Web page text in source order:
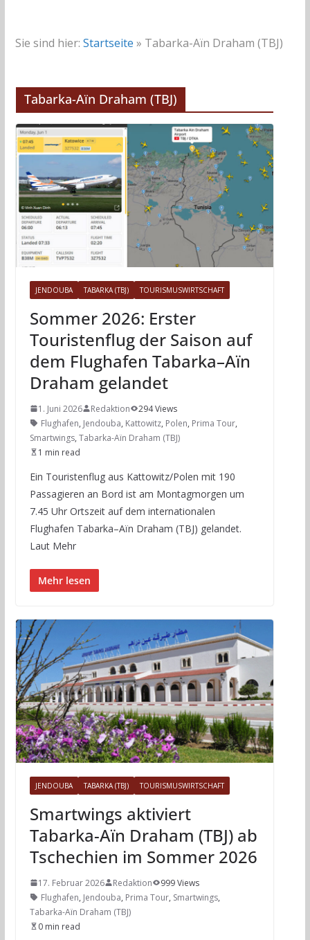
Sie sind hier: Startseite » Tabarka-Aïn Draham (TBJ)
Tabarka-Aïn Draham (TBJ)
JENDOUBA TABARKA (TBJ) TOURISMUSWIRTSCHAFT
Sommer 2026: Erster
Touristenflug der Saison auf
dem Flughafen Tabarka–Aïn
Draham gelandet
1. Juni 2026 Redaktion
294 Views
Flughafen, Jendouba, Kattowitz, Polen, Prima Tour,
Smartwings, Tabarka-Aïn Draham (TBJ)
1 min read
Ein Touristenflug aus Kattowitz/Polen mit 190
Passagieren an Bord ist am Montagmorgen um
7.45 Uhr Ortszeit auf dem internationalen
Flughafen Tabarka–Aïn Draham (TBJ) gelandet.
Laut Mehr
Mehr lesen
JENDOUBA TABARKA (TBJ) TOURISMUSWIRTSCHAFT
Smartwings aktiviert
Tabarka-Aïn Draham (TBJ) ab
Tschechien im Sommer 2026
17. Februar 2026 Redaktion
999 Views
Flughafen, Jendouba, Prima Tour, Smartwings,
Tabarka-Aïn Draham (TBJ)
0 min read